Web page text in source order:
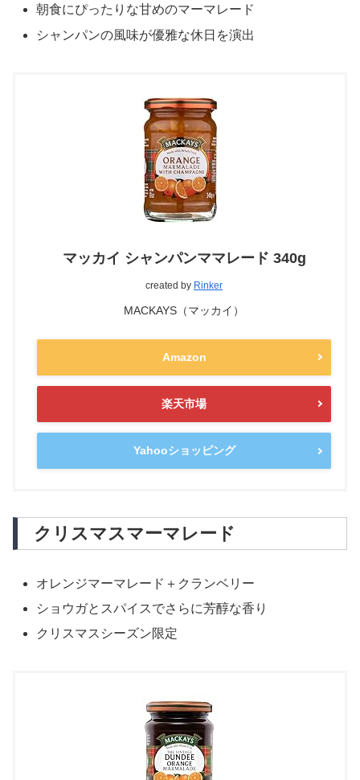
朝食にぴったりな甘めのマーマレード
シャンパンの風味が優雅な休日を演出
マッカイ シャンパンママレード 340g
created by Rinker
MACKAYS（マッカイ）
Amazon
楽天市場
Yahooショッピング
クリスマスマーマレード
オレンジマーマレード＋クランベリー
ショウガとスパイスでさらに芳醇な香り
クリスマスシーズン限定